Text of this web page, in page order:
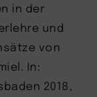
in der
und
von
In:
2018,